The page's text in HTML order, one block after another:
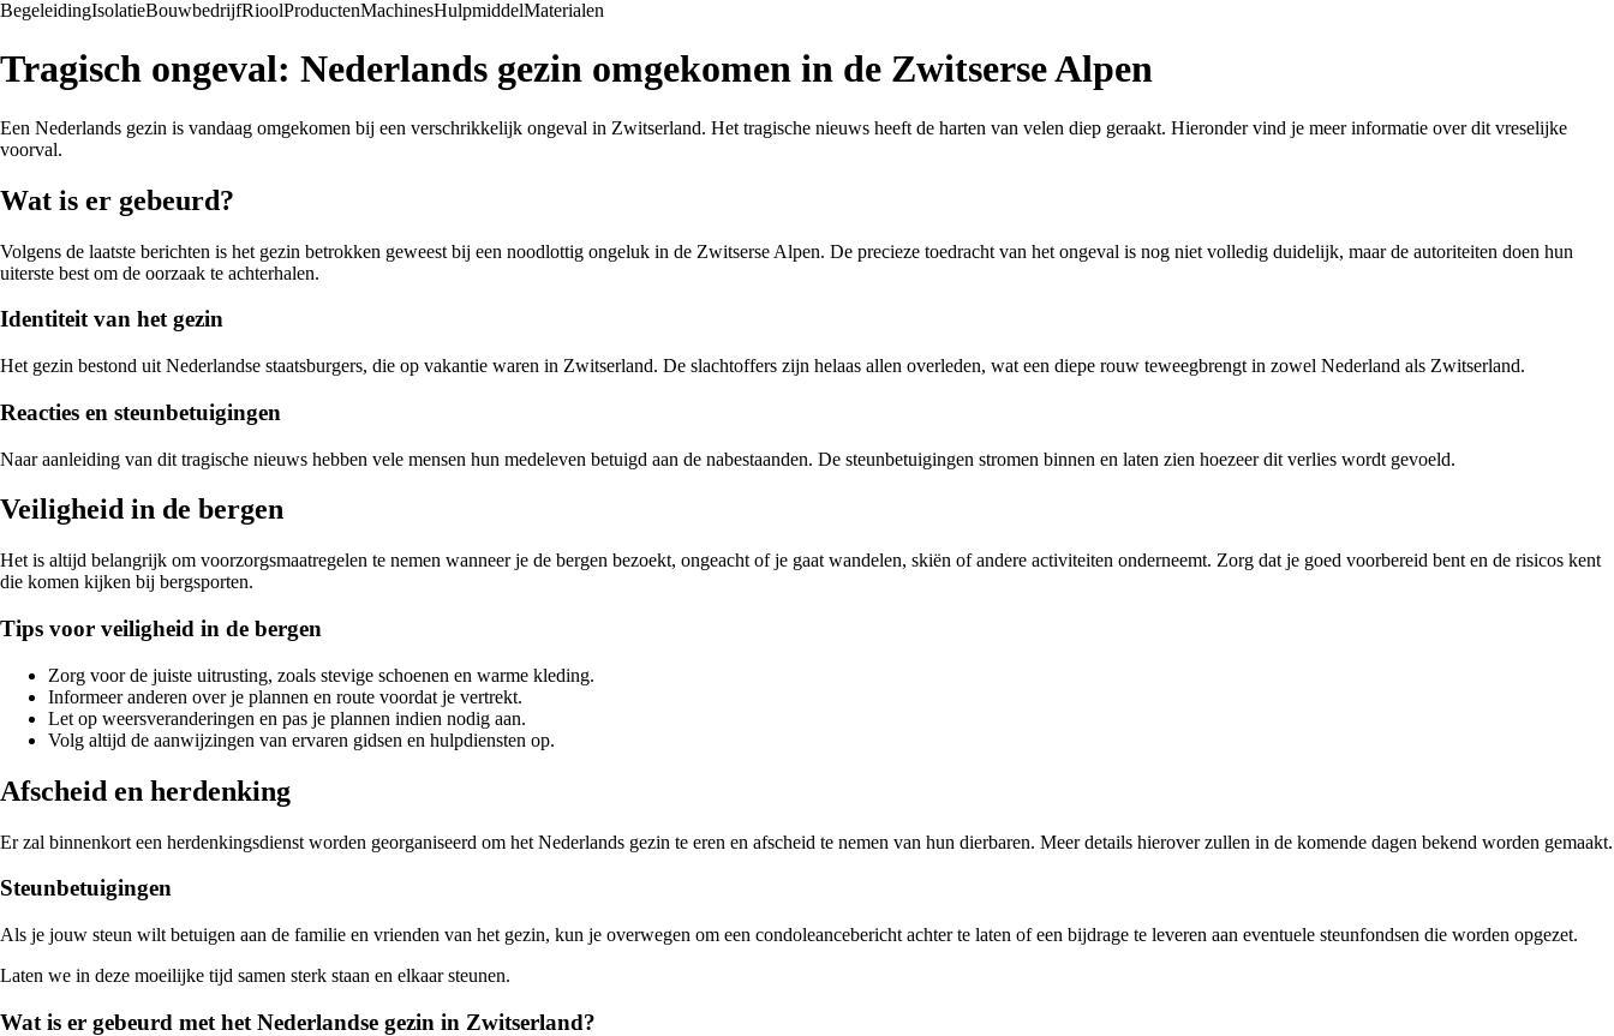
BegeleidingIsolatieBouwbedrijfRioolProductenMachinesHulpmiddelMaterialen
Tragisch ongeval: Nederlands gezin omgekomen in de Zwitserse Alpen
Een Nederlands gezin is vandaag omgekomen bij een verschrikkelijk ongeval in Zwitserland. Het tragische nieuws heeft de harten van velen diep geraakt. Hieronder vind je meer informatie over dit vreselijke
voorval.
Wat is er gebeurd?
Volgens de laatste berichten is het gezin betrokken geweest bij een noodlottig ongeluk in de Zwitserse Alpen. De precieze toedracht van het ongeval is nog niet volledig duidelijk, maar de autoriteiten doen hun
uiterste best om de oorzaak te achterhalen.
Identiteit van het gezin
Het gezin bestond uit Nederlandse staatsburgers, die op vakantie waren in Zwitserland. De slachtoffers zijn helaas allen overleden, wat een diepe rouw teweegbrengt in zowel Nederland als Zwitserland.
Reacties en steunbetuigingen
Naar aanleiding van dit tragische nieuws hebben vele mensen hun medeleven betuigd aan de nabestaanden. De steunbetuigingen stromen binnen en laten zien hoezeer dit verlies wordt gevoeld.
Veiligheid in de bergen
Het is altijd belangrijk om voorzorgsmaatregelen te nemen wanneer je de bergen bezoekt, ongeacht of je gaat wandelen, skiën of andere activiteiten onderneemt. Zorg dat je goed voorbereid bent en de risicos kent
die komen kijken bij bergsporten.
Tips voor veiligheid in de bergen
Zorg voor de juiste uitrusting, zoals stevige schoenen en warme kleding.
Informeer anderen over je plannen en route voordat je vertrekt.
Let op weersveranderingen en pas je plannen indien nodig aan.
Volg altijd de aanwijzingen van ervaren gidsen en hulpdiensten op.
Afscheid en herdenking
Er zal binnenkort een herdenkingsdienst worden georganiseerd om het Nederlands gezin te eren en afscheid te nemen van hun dierbaren. Meer details hierover zullen in de komende dagen bekend worden gemaakt.
Steunbetuigingen
Als je jouw steun wilt betuigen aan de familie en vrienden van het gezin, kun je overwegen om een condoleancebericht achter te laten of een bijdrage te leveren aan eventuele steunfondsen die worden opgezet.
Laten we in deze moeilijke tijd samen sterk staan en elkaar steunen.
Wat is er gebeurd met het Nederlandse gezin in Zwitserland?